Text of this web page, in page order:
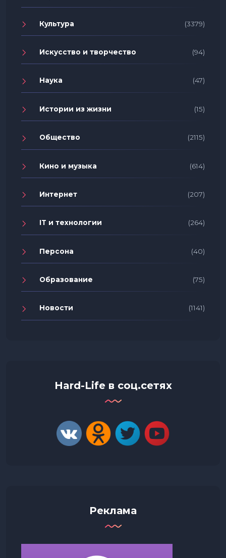
Культура (3379)
Искусство и творчество (94)
Наука (47)
Истории из жизни (15)
Общество (2115)
Кино и музыка (614)
Интернет (207)
IT и технологии (264)
Персона (40)
Образование (75)
Новости (1141)
Hard-Life в соц.сетях
Реклама